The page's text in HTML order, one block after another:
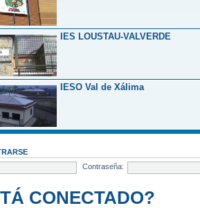
IES LOUSTAU-VALVERDE
IESO Val de Xálima
Contraseña:
CONECTADO?